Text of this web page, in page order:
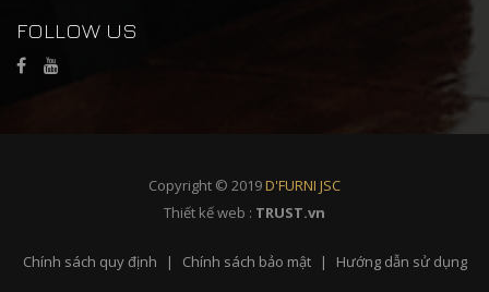
FOLLOW US
Copyright © 2019D'FURNI JSC
Thiết kế web : TRUST.vn
Chính sách quy định Chính sách bảo mật Hướng dẫn sử dụng